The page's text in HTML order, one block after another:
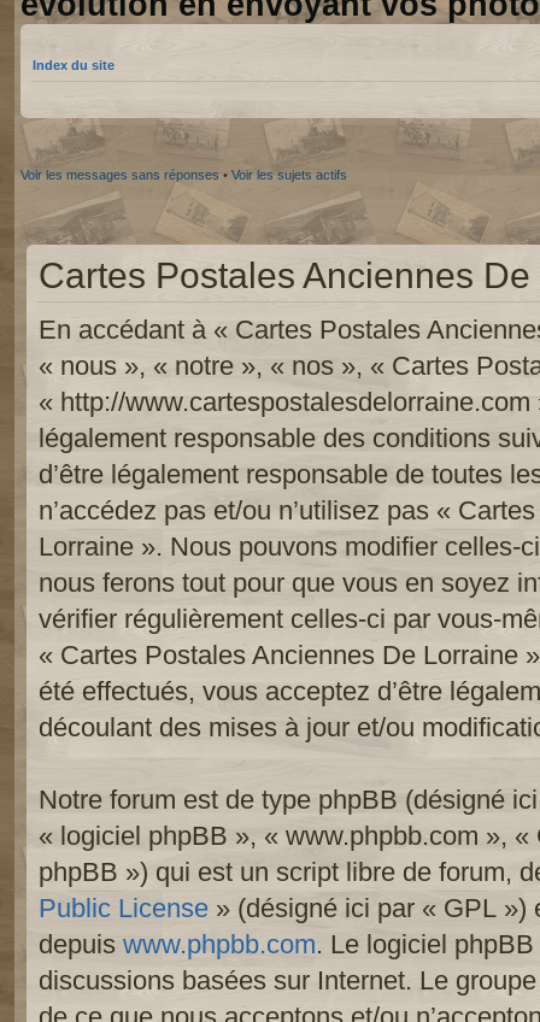
Index du site
Voir les messages sans réponses • Voir les sujets actifs
Cartes Postales Anciennes
En accédant à « Cartes Postales
« nous », « notre », « nos », « Cartes
« http://www.cartespostalesdelorraine.com
légalement responsable des conditions
d’être légalement responsable de toutes
n’accédez pas et/ou n’utilisez pas «
Lorraine ». Nous pouvons modifier celles-
nous ferons tout pour que vous en soyez
vérifier régulièrement celles-ci par vous-
« Cartes Postales Anciennes De Lorraine
été effectués, vous acceptez d’être
découlant des mises à jour et/ou
Notre forum est de type phpBB (désigné
« logiciel phpBB », « www.phpbb.com »,
phpBB ») qui est un script libre de forum,
Public License » (désigné ici par « GPL »)
depuis www.phpbb.com. Le logiciel
discussions basées sur Internet. Le
de ce que nous acceptons et/ou